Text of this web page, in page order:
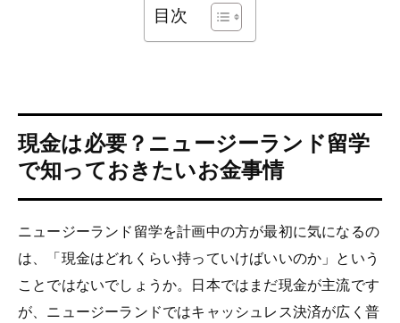
目次
現金は必要？ニュージーランド留学
で知っておきたいお金事情
ニュージーランド留学を計画中の方が最初に気になるの
は、「現金はどれくらい持っていけばいいのか」という
ことではないでしょうか。日本ではまだ現金が主流です
が、ニュージーランドではキャッシュレス決済が広く普